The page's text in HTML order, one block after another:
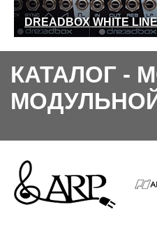
DREADBOX WHITE LINE
КАТАЛОГ -